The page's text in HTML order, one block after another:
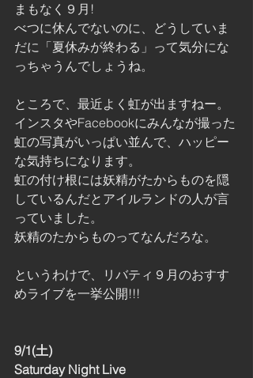
まもなく９月!
べつに休んでないのに、どうしていま
だに「夏休みが終わる」って気分にな
っちゃうんでしょうね。
ところで、最近よく虹が出ますねー。
インスタやFacebookにみんなが撮った
虹の写真がいっぱい並んで、ハッピー
な気持ちになります。
虹の付け根には妖精がたからものを隠
しているんだとアイルランドの人が言
っていました。
妖精のたからものってなんだろな。
というわけで、リバティ９月のおすす
めライブを一挙公開!!!
9/1(土)
Saturday Night Live